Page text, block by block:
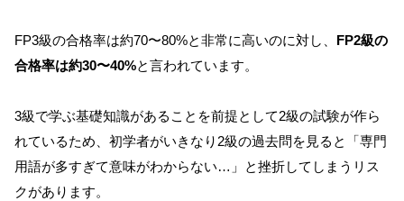
FP3級の合格率は約70〜80%と非常に高いのに対し、 FP2級の
合格率は約30〜40%と言われています。
3級で学ぶ基礎知識があることを前提として2級の試験が作ら
れているため、初学者がいきなり2級の過去問を見ると「専門
用語が多すぎて意味がわからない…」と挫折してしまうリス
クがあります。